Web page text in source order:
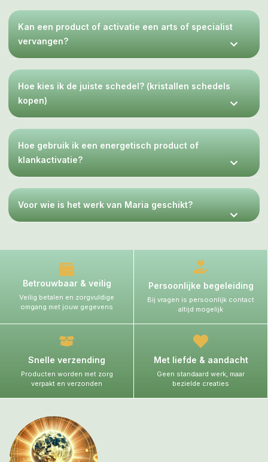
Kan een product of activatie een arts of specialist
vervangen?
Hoe kies ik de juiste schedel? (kristallen schedels
kopen)
Hoe gebruik ik een energetisch product of
klankactivatie?
Voor wie is het werk van Maria geschikt?
Betrouwbaar & veilig
Veilig betalen en zorgvuldige
omgang met jouw gegevens
Persoonlijke begeleiding
Bij vragen is persoonlijk contact
altijd mogelijk
Snelle verzending
Producten worden met zorg
verpakt en verzonden
Met liefde & aandacht
Geen standaard werk, maar
bezielde creaties